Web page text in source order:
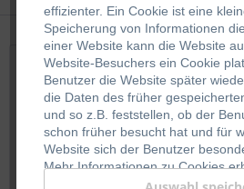
effizienter. Ein Cookie ist eine
Speicherung von Informationen
einer Website kann die Website
Website-Besuchers ein Cookie
Benutzer die Website später
die Daten des früher
und so z.B. feststellen, ob der
schon früher besucht hat und für
Website sich der Benutzer
Mehr Informationen zu Cookies
Topseller
TIPP!